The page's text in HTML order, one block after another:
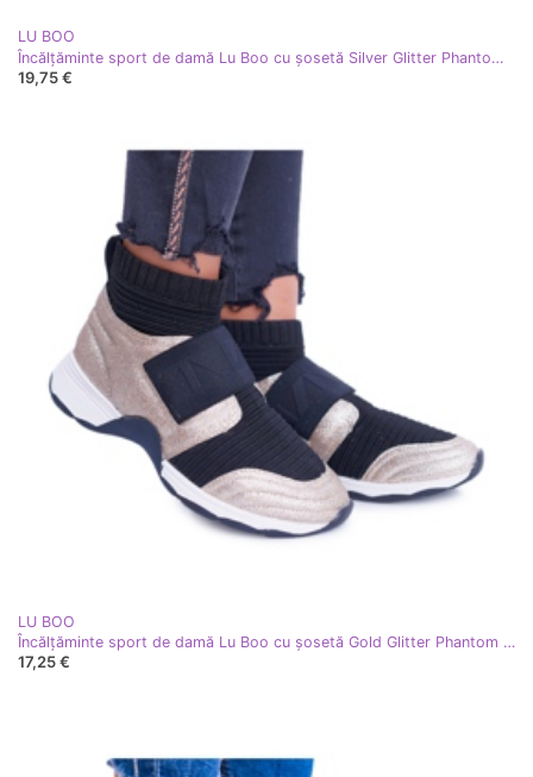
LU BOO
Încălțăminte sport de damă Lu Boo cu șosetă Silver Glitter Phantom negru gri multicolor
19,75 €
LU BOO
Încălțăminte sport de damă Lu Boo cu șosetă Gold Glitter Phantom negru multicolor galben
17,25 €